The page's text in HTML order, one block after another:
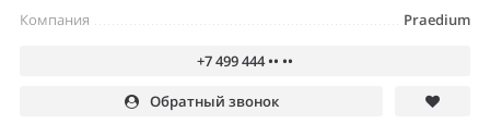
Praedium
Компания
+7 499 444 •• ••
Обратный звонок